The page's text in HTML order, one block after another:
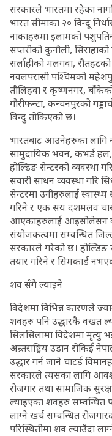
सरकारले भारतमा रहेका
भारत सीमाका २० विन्दू
नाकाहरुमा इलामको
सप्तरीको कुनौली, सिराहाको
सर्लाहीको मलंगवा,
नवलपरासी पश्चिमको
तौलिहवा र कृष्णनगर,
गौरीफन्टा, कन्चनपुरको
विन्दु तोकिएको छ।
भारतबाट आउनेहरुका लागि
सामुदायिक भवन, कभर्ड हल,
होल्डिङ सेन्टरको व्यवस्था
सवारी साधन व्यवस्था गरि
सेन्टरमा उनीहरुलाई
गरिने र एक सय दशमलव चार
आएकाहरुलाई आइसोलेसन
संयोजकत्वमा सम्वन्धित
सरकारले गरेको छ। होल्डिङ
तयार गरिने र सिमकार्ड
शव सँगै ल्याइने
विदेशमा विभिन्न कारणले
शवहरु पनि उद्धारकै वखत
सिलसिलामा विदेशमा मृत्यु
अन्र्तराष्ट्रिय उडान रोकिई
उद्धार गर्न जाने चाटर्ड
सरकारले त्यसका लागि
रोजगार तथा सामाजिक
ल्याइएका शवहरु सम्वन्धित
लाग्ने खर्च सम्वन्धित
परिस्थितीमा शव ल्याउँदा